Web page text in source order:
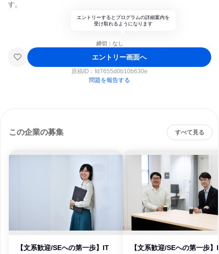
す。
エントリーするとプログラムの詳細案内を
受け取れるようになります
締切：なし
エントリー画面へ
原稿ID： fd7655d0b10b630e
問題を報告する
この企業の募集 すべて見る
【文系歓迎/SEへの第一歩】IT
【文系歓迎/SEへの第一歩】